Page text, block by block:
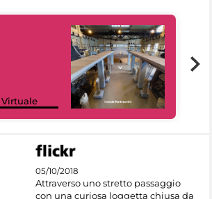
Virtuale
05/10/2018
Attraverso uno stretto passaggio
con una curiosa loggetta chiusa da